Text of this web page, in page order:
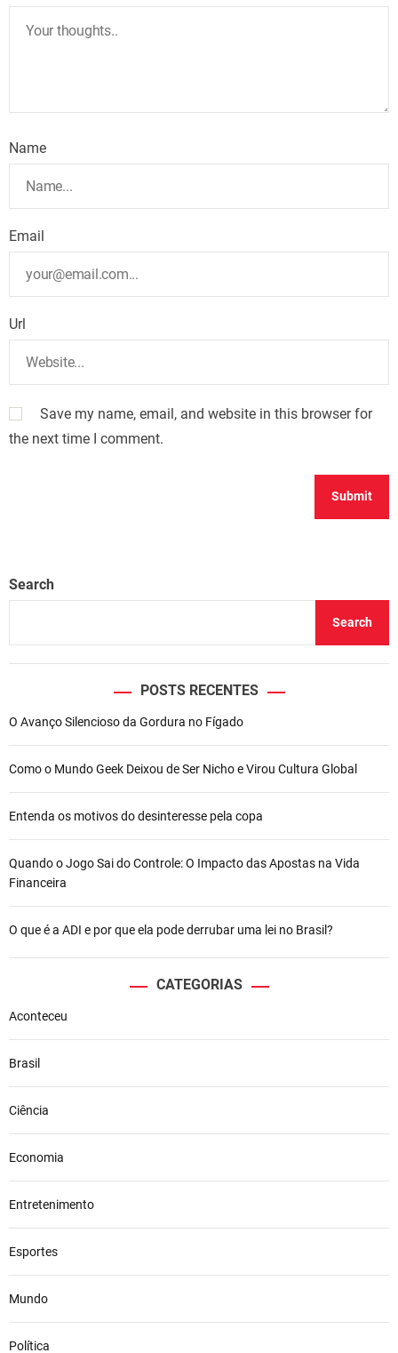
Name
Email
Url
Save my name, email, and website in this browser for
the next time I comment.
Search
Search
POSTS RECENTES
O Avanço Silencioso da Gordura no Fígado
Como o Mundo Geek Deixou de Ser Nicho e Virou Cultura Global
Entenda os motivos do desinteresse pela copa
Quando o Jogo Sai do Controle: O Impacto das Apostas na Vida
Financeira
O que é a ADI e por que ela pode derrubar uma lei no Brasil?
CATEGORIAS
Aconteceu
Brasil
Ciência
Economia
Entretenimento
Esportes
Mundo
Política